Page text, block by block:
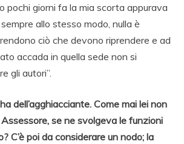
pochi giorni fa la mia scorta appurava
allo stesso modo, nulla è
ciò che devono riprendere e ad
accada in quella sede non si
gli autori”.
dell’agghiacciante. Come mai lei non
se ne svolgeva le funzioni
C’è poi da considerare un nodo; la